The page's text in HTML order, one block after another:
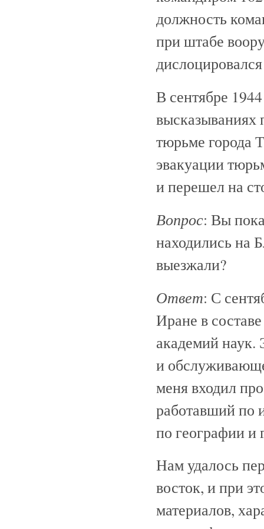
должность
при штабе
В сентябре
высказываниях
тюрьме города
эвакуации
и перешел на
Вопрос: Вы
находились на
выезжали?
Ответ: С
Иране в
академий наук.
и
меня входил
работавший по
по географии и
Нам удалось
восток, и при
материалов,